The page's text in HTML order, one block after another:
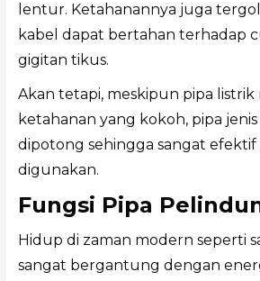
lentur. Ketahanannya juga
kabel dapat bertahan terhadap
gigitan tikus.
Akan tetapi, meskipun pipa listrik
ketahanan yang kokoh, pipa
dipotong sehingga sangat
digunakan.
Fungsi Pipa
Hidup di zaman modern seperti
sangat bergantung dengan